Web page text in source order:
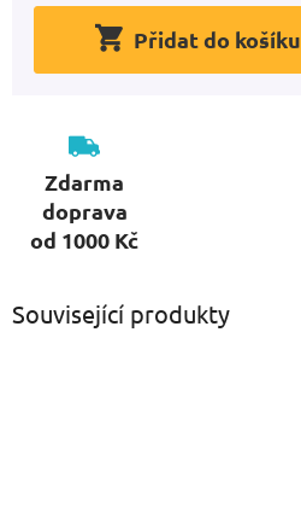
Přidat do košíku
Zdarma
doprava
od 1000 Kč
Související produkty